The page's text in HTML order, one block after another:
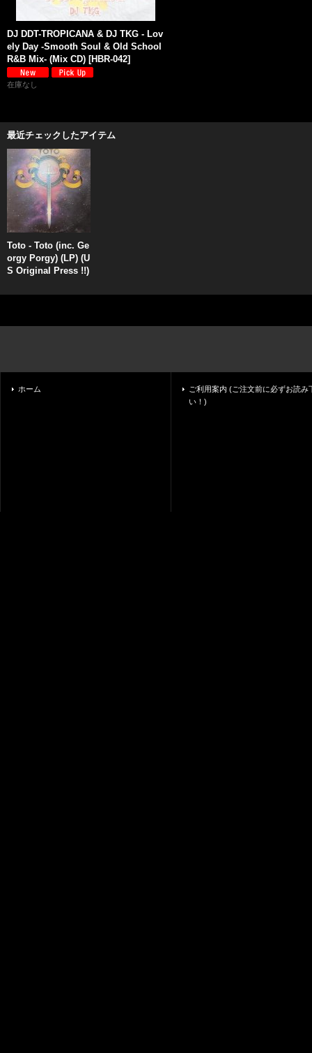
DJ DDT-TROPICANA & DJ TKG - Lov
ely Day -Smooth Soul & Old School
R&B Mix- (Mix CD) [HBR-042]
在庫なし
最近チェックしたアイテム
Toto - Toto (inc. Ge
orgy Porgy) (LP) (U
S Original Press !!)
ホーム
ご利用案内 (ご注文前に必ずお読み
い！)